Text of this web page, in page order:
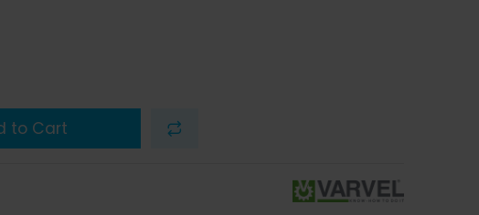
to Cart